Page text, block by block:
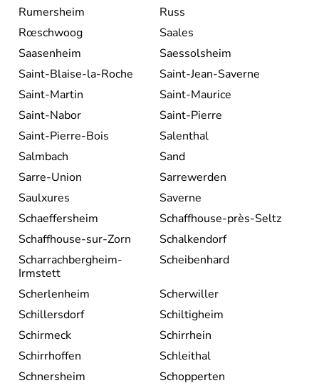
Rumersheim
Russ
Rœschwoog
Saales
Saasenheim
Saessolsheim
Saint-Blaise-la-Roche
Saint-Jean-Saverne
Saint-Martin
Saint-Maurice
Saint-Nabor
Saint-Pierre
Saint-Pierre-Bois
Salenthal
Salmbach
Sand
Sarre-Union
Sarrewerden
Saulxures
Saverne
Schaeffersheim
Schaffhouse-près-Seltz
Schaffhouse-sur-Zorn
Schalkendorf
Scharrachbergheim-
Irmstett
Scheibenhard
Scherlenheim
Scherwiller
Schillersdorf
Schiltigheim
Schirmeck
Schirrhein
Schirrhoffen
Schleithal
Schnersheim
Schopperten